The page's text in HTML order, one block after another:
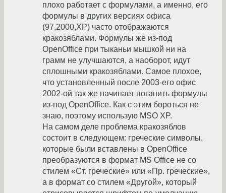
плохо работает с формулами, а именно, его
формулы в других версиях офиса
(97,2000,XP) часто отображаются
кракозяблами. Формулы же из-под
OpenOffice при тыканьи мышкой ни на
грамм не улучшаются, а наоборот, идут
сплошными кракозяблами. Самое плохое,
что установленный после 2003-его офис
2002-ой так же начинает поганить формулы
из-под OpenOffice. Как с этим бороться не
знаю, поэтому использую MSO XP.
На самом деле проблема кракозяблов
состоит в следующем: греческие символы,
которые были вставлены в OpenOffice
преобразуются в формат MS Office не со
стилем «Ст. греческие» или «Пр. греческие»,
а в формат со стилем «Другой», который